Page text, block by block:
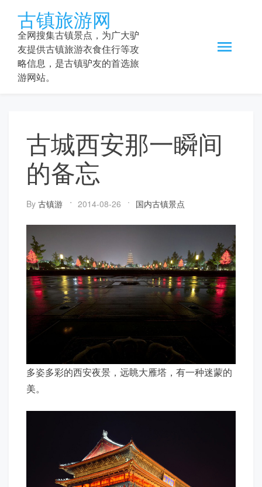
content
古镇旅游网
全网搜集古镇景点，为广大驴
友提供古镇旅游衣食住行等攻
略信息，是古镇驴友的首选旅
游网站。
古城西安那一瞬间
的备忘
By 古镇游 2014-08-26 国内古镇景点
多姿多彩的西安夜景，远眺大雁塔，有一种迷蒙的
美。